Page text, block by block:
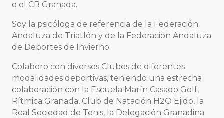
o el CB Granada.
Soy la psicóloga de referencia de la Federación
Andaluza de Triatlón y de la Federación Andaluza
de Deportes de Invierno.
Colaboro con diversos Clubes de diferentes
modalidades deportivas, teniendo una estrecha
colaboración con la Escuela Marín Casado Golf,
Rítmica Granada, Club de Natación H2O Ejido, la
Real Sociedad de Tenis, la Delegación Granadina